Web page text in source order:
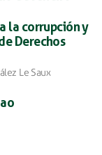
la corrupción y
Derechos
Le Saux